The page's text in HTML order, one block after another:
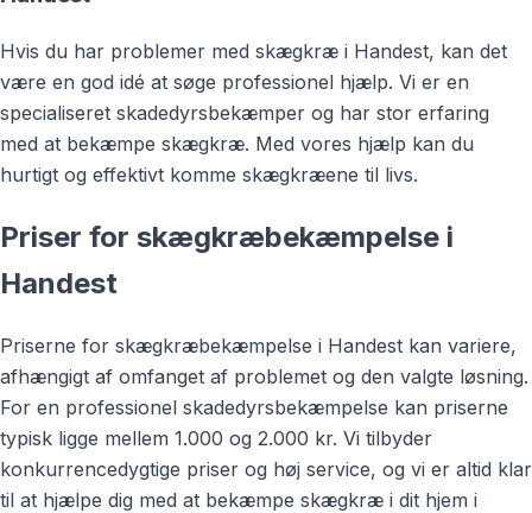
Hvis du har problemer med skægkræ i Handest, kan det
være en god idé at søge professionel hjælp. Vi er en
specialiseret skadedyrsbekæmper og har stor erfaring
med at bekæmpe skægkræ. Med vores hjælp kan du
hurtigt og effektivt komme skægkræene til livs.
Priser for skægkræbekæmpelse i
Handest
Priserne for skægkræbekæmpelse i Handest kan variere,
afhængigt af omfanget af problemet og den valgte løsning.
For en professionel skadedyrsbekæmpelse kan priserne
typisk ligge mellem 1.000 og 2.000 kr. Vi tilbyder
konkurrencedygtige priser og høj service, og vi er altid klar
til at hjælpe dig med at bekæmpe skægkræ i dit hjem i